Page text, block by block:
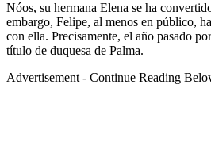
Nóos, su hermana Elena se ha
embargo, Felipe, al menos en público,
con ella. Precisamente, el año pasado
título de duquesa de Palma.
Advertisement - Continue Reading